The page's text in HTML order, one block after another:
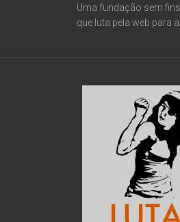
Uma fundação sem
que luta pela web para